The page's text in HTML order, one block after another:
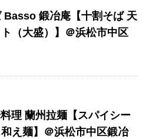
Basso 鍛冶庵【十割そば 天
（大盛）】＠浜松市中区
理 蘭州拉麺【スパイシー
え麺】＠浜松市中区鍛冶